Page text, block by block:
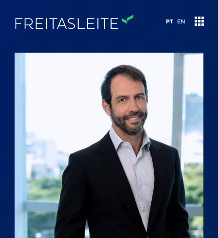
Áreas de atuação
Let’s talk
Quem somos
Nosso time
Carreira
PT EN